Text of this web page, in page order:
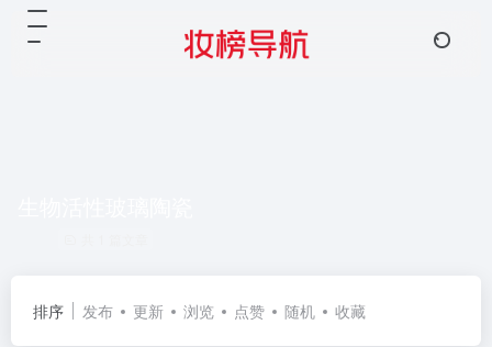
排序 发布 更新 浏览 点赞 随机 收藏